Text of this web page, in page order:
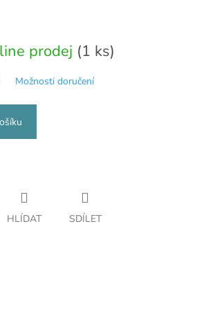
prodej (1 ks)
Možnosti doručení
HLÍDAT SDÍLET